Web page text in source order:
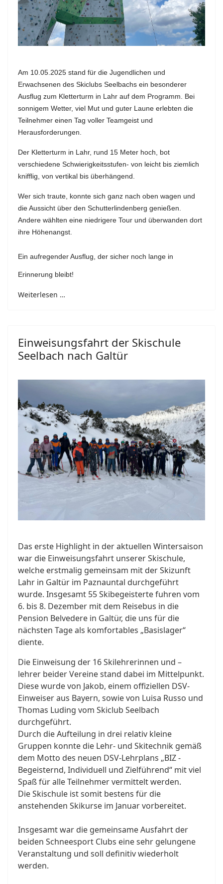
Am 10.05.2025 stand für die Jugendlichen und
Erwachsenen des Skiclubs Seelbachs ein besonderer
Ausflug zum Kletterturm in Lahr auf dem Programm. Bei
sonnigem Wetter, viel Mut und guter Laune erlebten die
Teilnehmer einen Tag voller Teamgeist und
Herausforderungen.
Der Kletterturm in Lahr, rund 15 Meter hoch, bot
verschiedene Schwierigkeitsstufen- von leicht bis ziemlich
knifflig, von vertikal bis überhängend.
Wer sich traute, konnte sich ganz nach oben wagen und
die Aussicht über den Schutterlindenberg genießen.
Andere wählten eine niedrigere Tour und überwanden dort
ihre Höhenangst.
Ein aufregender Ausflug, der sicher noch lange in
Erinnerung bleibt!
Weiterlesen …
Einweisungsfahrt der Skischule
Seelbach nach Galtür
Das erste Highlight in der aktuellen Wintersaison
war die Einweisungsfahrt unserer Skischule,
welche erstmalig gemeinsam mit der Skizunft
Lahr in Galtür im Paznauntal durchgeführt
wurde. Insgesamt 55 Skibegeisterte fuhren vom
6. bis 8. Dezember mit dem Reisebus in die
Pension Belvedere in Galtür, die uns für die
nächsten Tage als komfortables „Basislager“
diente.
Die Einweisung der 16 Skilehrerinnen und –
lehrer beider Vereine stand dabei im Mittelpunkt.
Diese wurde von Jakob, einem offiziellen DSV-
Einweiser aus Bayern, sowie von Luisa Russo und
Thomas Luding vom Skiclub Seelbach
durchgeführt.
Durch die Aufteilung in drei relativ kleine
Gruppen konnte die Lehr- und Skitechnik gemäß
dem Motto des neuen DSV-Lehrplans „BIZ -
Begeisternd, Individuell und Zielführend“ mit viel
Spaß für alle Teilnehmer vermittelt werden.
Die Skischule ist somit bestens für die
anstehenden Skikurse im Januar vorbereitet.
Insgesamt war die gemeinsame Ausfahrt der
beiden Schneesport Clubs eine sehr gelungene
Veranstaltung und soll definitiv wiederholt
werden.